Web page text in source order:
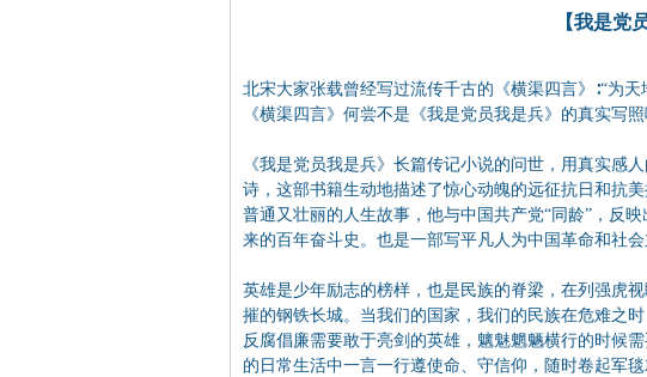
【我是党
北宋大家张载曾经写过流传千古的《横渠四言》∶“为
《横渠四言》何尝不是《我是党员我是兵》的真实写照
《我是党员我是兵》长篇传记小说的问世，用真实感
诗，这部书籍生动地描述了惊心动魄的远征抗日和抗
普通又壮丽的人生故事，他与中国共产党“同龄”，反
来的百年奋斗史。也是一部写平凡人为中国革命和社
英雄是少年励志的榜样，也是民族的脊梁，在列强虎
摧的钢铁长城。当我们的国家，我们的民族在危难之
反腐倡廉需要敢于亮剑的英雄，魑魅魍魉横行的时候
的日常生活中一言一行遵使命、守信仰，随时卷起军